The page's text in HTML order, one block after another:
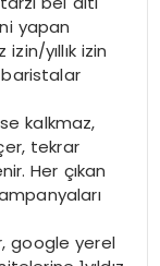
yapan
yıllık izin
baristalar
kalkmaz,
tekrar
Her çıkan
google yerel